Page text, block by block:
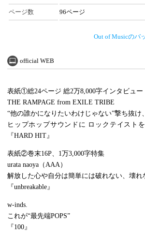
ページ数 96ページ
Out of Musicのバ
official WEB
表紙①総24ページ 総2万8,000字インタビュー
THE RAMPAGE from EXILE TRIBE
“他の誰かになりたいわけじゃない”撃ち抜け
ヒップホップサウンドに ロックテイスト
『HARD HIT』
表紙②巻末16P、1万3,000字特集
urata naoya（AAA）
解放した心や自分は簡単には破れない、壊れ
『unbreakable』
w-inds.
これが“最先端POPS”
『100』